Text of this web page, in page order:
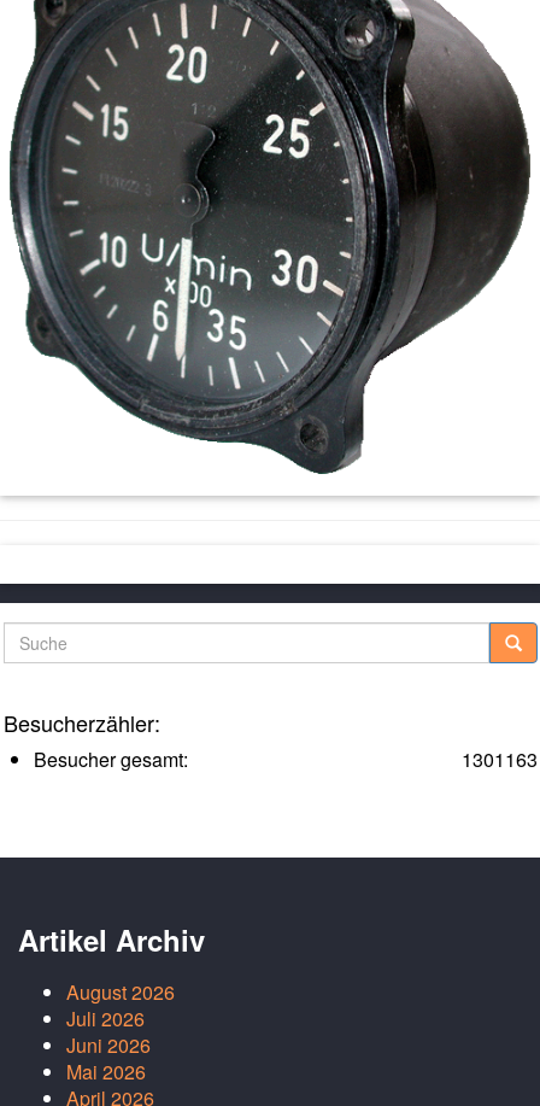
Suche
Besucherzähler:
1301163
Besucher gesamt:
Artikel Archiv
August 2026
Juli 2026
Juni 2026
Mai 2026
April 2026